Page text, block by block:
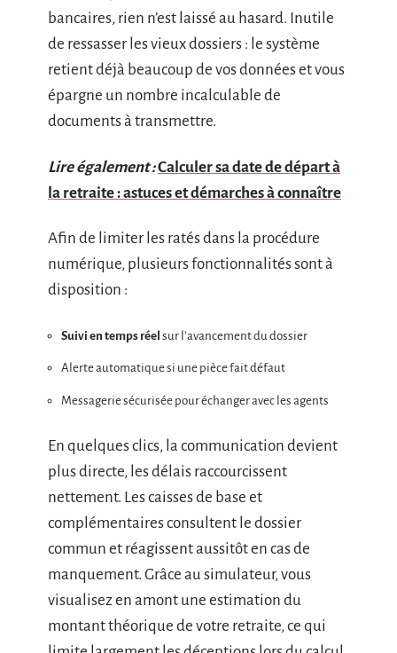
bancaires, rien n’est laissé au hasard. Inutile
de ressasser les vieux dossiers : le système
retient déjà beaucoup de vos données et vous
épargne un nombre incalculable de
documents à transmettre.
Lire également :Calculer sa date de départ à
la retraite : astuces et démarches à connaître
Afin de limiter les ratés dans la procédure
numérique, plusieurs fonctionnalités sont à
disposition :
Suivi en temps réel sur l’avancement du dossier
Alerte automatique si une pièce fait défaut
Messagerie sécurisée pour échanger avec les agents
En quelques clics, la communication devient
plus directe, les délais raccourcissent
nettement. Les caisses de base et
complémentaires consultent le dossier
commun et réagissent aussitôt en cas de
manquement. Grâce au simulateur, vous
visualisez en amont une estimation du
montant théorique de votre retraite, ce qui